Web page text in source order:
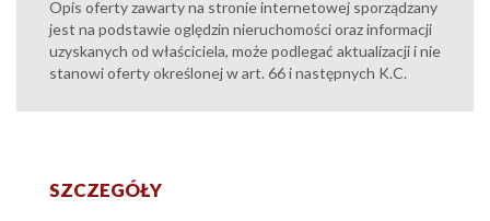
Opis oferty zawarty na stronie internetowej sporządzany
jest na podstawie oględzin nieruchomości oraz informacji
uzyskanych od właściciela, może podlegać aktualizacji i nie
stanowi oferty określonej w art. 66 i następnych K.C.
SZCZEGÓŁY